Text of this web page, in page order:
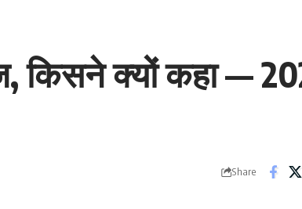
किसने क्यों कहा —
Share